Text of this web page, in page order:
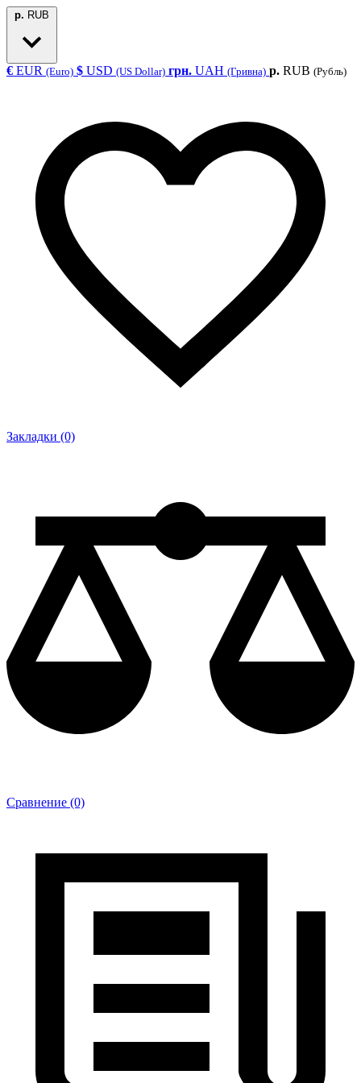
р. RUB
€ EUR (Euro) $ USD (US Dollar) грн. UAH (Гривна) р. RUB (Рубль)
Закладки (0)
Сравнение (0)